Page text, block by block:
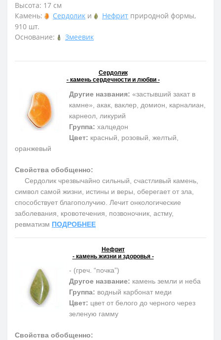
Высота: 17 см
Камень:
Сердолик и Нефрит природной формы,
910 шт.
Основание:
Змеевик
Сердолик
- камень сердечности и любви -
Другие названия: «застывший закат в
камне», акак, ваклер, домион, карналиан,
карнеол, ликурий
Группа: халцедон
Цвет: красный, розовый, желтый,
оранжевый
Свойства обобщенно:
Сердолик чрезвычайно сильный, счастливый камень,
символ самой жизни, истины и веры, оберегает от зла,
способствует благополучию. Лечит онкологические
заболевания, кровотечения, позвоночник, астму,
ревматизм ПОДРОБНЕЕ
Нефрит
- камень жизни и здоровья -
- (греч. “почка”)
Другое название: камень земли и неба
Группа: водный карбонат меди
Цвет: цвет от белого до черного через
зеленую гамму
Свойства обобщенно: